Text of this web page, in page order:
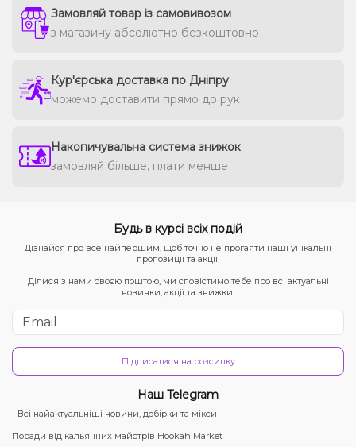
Замовляй товар із самовивозом
з магазину абсолютно безкоштовно
Кур'єрська доставка по Дніпру
можемо доставити прямо до рук
Накопичувальна система знижок
замовляй більше, плати менше
Будь в курсі всіх подій
Дізнайся про все найпершим, щоб точно не прогаяти наші унікальні
пропозиції та акції!
Ділися з нами своєю поштою, ми сповістимо тебе про всі актуальні
новинки, акції та знижки!
Підписатися на розсилку
Наш Telegram
Всі найактуальніші новини, добірки та мікси
Поради від кальянних майстрів Hookah Market